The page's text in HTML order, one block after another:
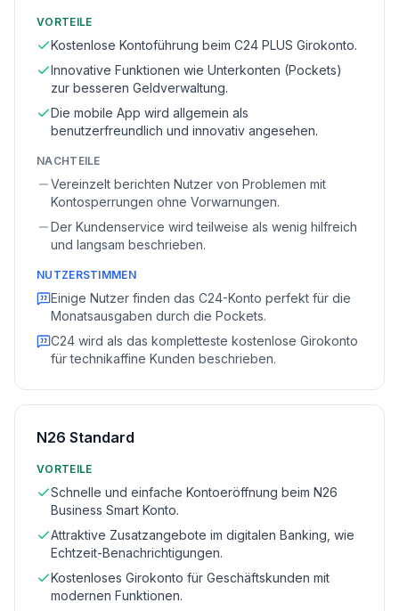
VORTEILE
Kostenlose Kontoführung beim C24 PLUS Girokonto.
Innovative Funktionen wie Unterkonten (Pockets)
zur besseren Geldverwaltung.
Die mobile App wird allgemein als
benutzerfreundlich und innovativ angesehen.
NACHTEILE
Vereinzelt berichten Nutzer von Problemen mit
Kontosperrungen ohne Vorwarnungen.
Der Kundenservice wird teilweise als wenig hilfreich
und langsam beschrieben.
NUTZERSTIMMEN
Einige Nutzer finden das C24-Konto perfekt für die
Monatsausgaben durch die Pockets.
C24 wird als das kompletteste kostenlose Girokonto
für technikaffine Kunden beschrieben.
N26 Standard
VORTEILE
Schnelle und einfache Kontoeröffnung beim N26
Business Smart Konto.
Attraktive Zusatzangebote im digitalen Banking, wie
Echtzeit-Benachrichtigungen.
Kostenloses Girokonto für Geschäftskunden mit
modernen Funktionen.